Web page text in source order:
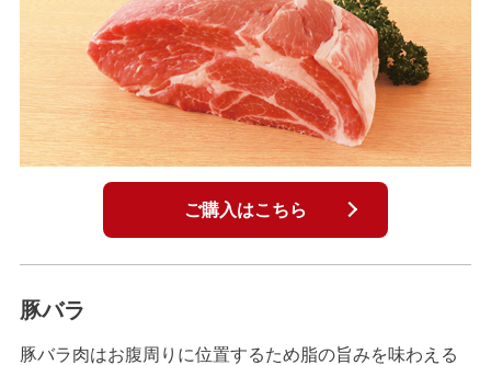
ご購入はこちら
豚バラ
豚バラ肉はお腹周りに位置するため脂の旨みを味わえる